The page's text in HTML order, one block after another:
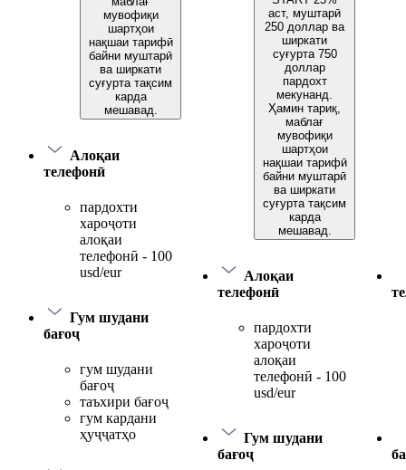
мувофиқи
шартҳои
нақшаи тарифӣ
байни муштарӣ
ва ширкати
суғурта тақсим
карда
мешавад.
Алоқаи
телефонӣ
пардохти
хароҷоти
алоқаи
телефонӣ - 100
usd/eur
Гум шудани
бағоҷ
гум шудани
бағоҷ
таъхири бағоҷ
гум кардани
ҳуҷҷатҳо
аст, муштарӣ
250 доллар ва
ширкати
суғурта 750
доллар
пардохт
мекунанд.
Ҳамин тариқ,
маблағ
мувофиқи
шартҳои
нақшаи тарифӣ
байни муштарӣ
ва ширкати
суғурта тақсим
карда
мешавад.
Алоқаи
телефонӣ
пардохти
хароҷоти
алоқаи
телефонӣ - 100
usd/eur
Гум шудани
бағоҷ